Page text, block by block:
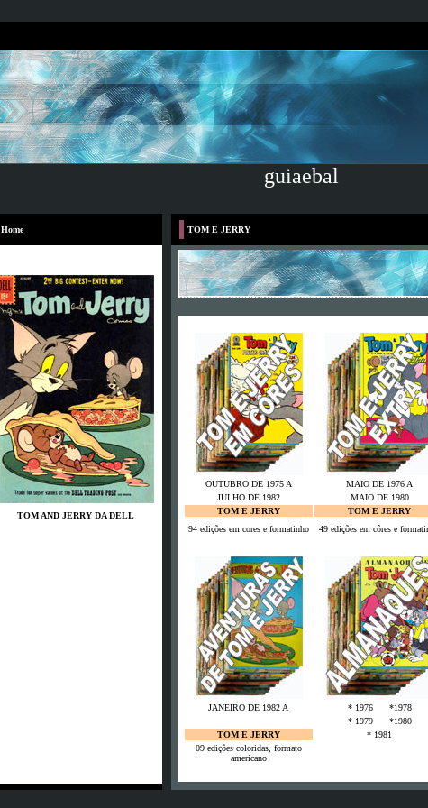
guiaebal
Home
TOM AND JERRY DA DELL
TOM E JERRY
OUTUBRO DE 1975 A MAIO DE 1976 A
JULHO DE 1982
MAIO DE 1980
TOM E JERRY
TOM E JERRY
94 edições em cores e formatinho
49 edições em côres e
JANEIRO DE 1982 A * 1976
*1978
* 1979*** *1980
TOM E JERRY
* 1981
09 edições coloridas, formato
americano